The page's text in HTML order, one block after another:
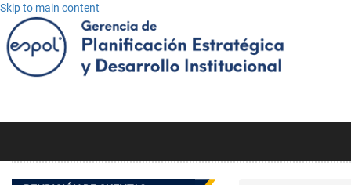
Skip to main content